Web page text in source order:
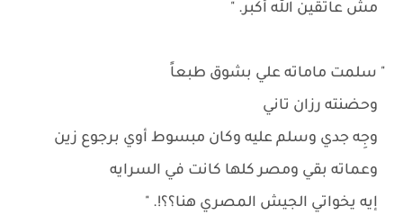
مش عاتقين الله أكبر. "
" سلمت ماماته علي بشوق طبعاً
وحضنته رزان تاني
وجِه جدي وسلم عليه وكان مبسوط أوي برجوع زين
وعماته بقي ومصر كلها كانت في السرايه
إيه يخواتي الجيش المصري هنا؟؟!. "